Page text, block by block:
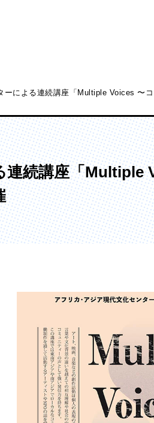
術学部
造形学科
人文学研究科
ーによる連続講座「Multiple Voices 〜
続講座「Multiple